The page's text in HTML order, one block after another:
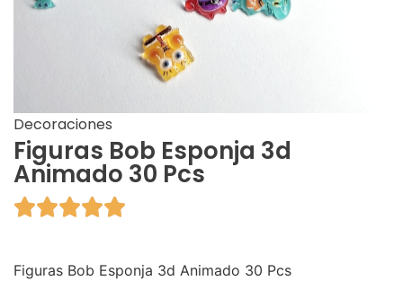
Decoraciones
Figuras Bob Esponja 3d
Animado 30 Pcs

Figuras Bob Esponja 3d Animado 30 Pcs